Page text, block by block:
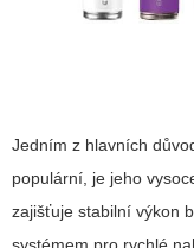
Jedním z hlavních
populární, je jeho
zajišťuje stabilní výkon